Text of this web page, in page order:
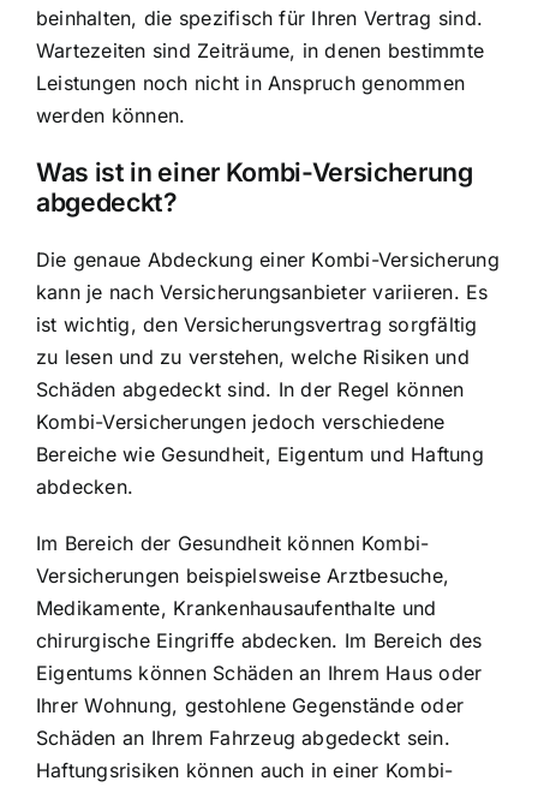
beinhalten, die spezifisch für Ihren Vertrag sind.
Wartezeiten sind Zeiträume, in denen bestimmte
Leistungen noch nicht in Anspruch genommen
werden können.
Was ist in einer Kombi-Versicherung
abgedeckt?
Die genaue Abdeckung einer Kombi-Versicherung
kann je nach Versicherungsanbieter variieren. Es
ist wichtig, den Versicherungsvertrag sorgfältig
zu lesen und zu verstehen, welche Risiken und
Schäden abgedeckt sind. In der Regel können
Kombi-Versicherungen jedoch verschiedene
Bereiche wie Gesundheit, Eigentum und Haftung
abdecken.
Im Bereich der Gesundheit können Kombi-
Versicherungen beispielsweise Arztbesuche,
Medikamente, Krankenhausaufenthalte und
chirurgische Eingriffe abdecken. Im Bereich des
Eigentums können Schäden an Ihrem Haus oder
Ihrer Wohnung, gestohlene Gegenstände oder
Schäden an Ihrem Fahrzeug abgedeckt sein.
Haftungsrisiken können auch in einer Kombi-